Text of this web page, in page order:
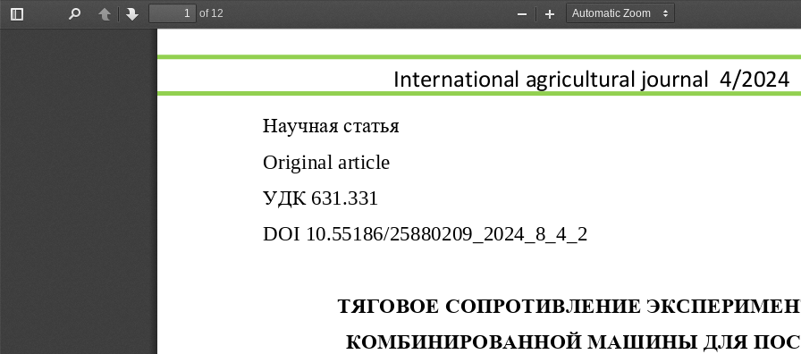
Toggle
PreviousNext
of 12
Zoom
Zoom
International agricultural journal  4/2024
Научная статья
Original article
УДК 631.331
DOI 10.55186/25880209_2024_8_4_ 2
ТЯГОВОЕ СОПРОТИВЛЕНИЕ ЭКC
КОМБИНИРОВАННОЙ МАШИНЫ ДЛЯ